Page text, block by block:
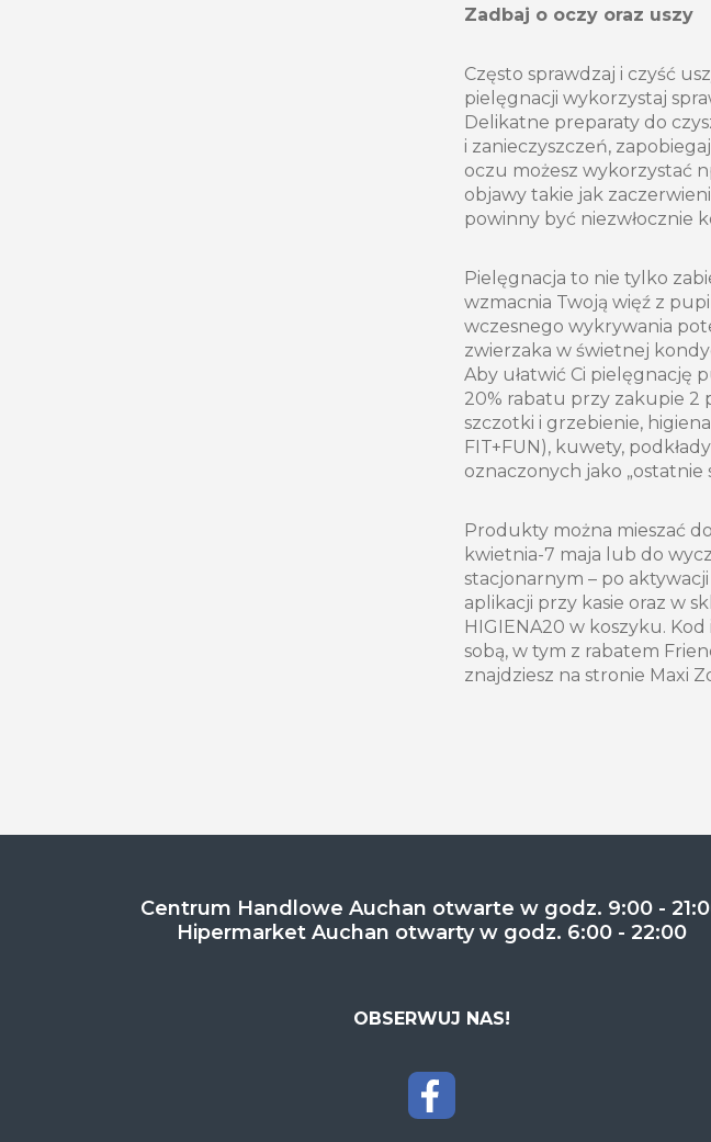
Zadbaj o oczy oraz uszy
Często sprawdzaj i czyść
pielęgnacji wykorzystaj
Delikatne preparaty do
i zanieczyszczeń,
oczu możesz wykorzystać
objawy takie jak
powinny być niezwłocznie
Pielęgnacja to nie tylko
wzmacnia Twoją więź z
wczesnego wykrywania
zwierzaka w świetnej
Aby ułatwić Ci pielęgnację
20% rabatu przy zakupie 2
szczotki i grzebienie,
FIT+FUN), kuwety,
oznaczonych jako „ostatnie
Produkty można mieszać
kwietnia-7 maja lub do
stacjonarnym – po
aplikacji przy kasie oraz w
HIGIENA20 w koszyku.
sobą, w tym z rabatem
znajdziesz na stronie Maxi
Centrum Handlowe Auchan otwarte w godz. 9:00 -
Hipermarket Auchan otwarty w godz. 6:00 - 22:00
OBSERWUJ NAS!